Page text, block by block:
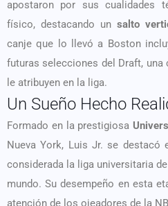
apostaron por sus cualidades
físico, destacando un salto
canje que lo llevó a Boston
futuras selecciones del Draft, una
le atribuyen en la liga.
Un Sueño Hecho
Formado en la prestigiosa
Nueva York, Luis Jr. se destacó
considerada la liga universitaria
mundo. Su desempeño en esta
atención de los ojeadores de la